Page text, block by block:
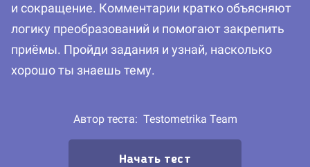
и сокращение. Комментарии кратко объясняют
логику преобразований и помогают закрепить
приёмы. Пройди задания и узнай, насколько
хорошо ты знаешь тему.
Автор теста: Testometrika Team
Начать тест